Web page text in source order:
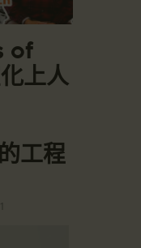
of
上人
工程